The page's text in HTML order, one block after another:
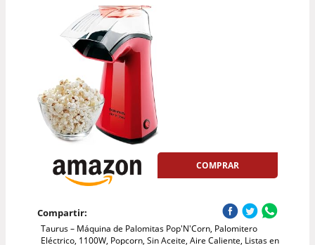
COMPRAR
Compartir:
Taurus – Máquina de Palomitas Pop'N'Corn, Palomitero
Eléctrico, 1100W, Popcorn, Sin Aceite, Aire Caliente, Listas en